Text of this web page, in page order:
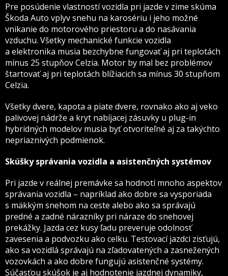
Pre posúdenie vlastností vozidla pri jazde v zime skúma
Škoda Auto vplyv snehu na karosériu i jeho možné
vnikanie do motorového priestoru a do nasávania
vzduchu. Všetky mechanické funkcie vozidla
a elektronika musia bezchybne fungovať aj pri teplotách
mínus 25 stupňov Celzia. Motor by mal bez problémov
štartovať aj pri teplotách blížiacich sa mínus 30 stupňom
Celzia.
Všetky dvere, kapota a piate dvere, rovnako ako aj veko
palivovej nádrže a kryt nabíjacej zásuvky u plug-in
hybridných modelov musia byť otvoriteľné aj za takýchto
nepriaznivých podmienok.
Skúšky správania vozidla a asistenčných systémov
Pri jazde v reálnej premávke sa hodnotí mnoho aspektov
správania vozidla – napríklad ako dobre sa vysporiada
s mäkkým snehom na ceste alebo ako sa správajú
predné a zadné nárazníky pri náraze do snehovej
prekážky. Jazda cez kusy ľadu preveruje odolnosť
zavesenia a podvozku ako celku. Testovací jazdci zisťujú,
ako sa vozidlá správajú na zľadovatených a zasnežených
vozovkách a ako dobre fungujú asistenčné systémy.
Súčasťou skúšok je aj hodnotenie jazdnej dynamiky,